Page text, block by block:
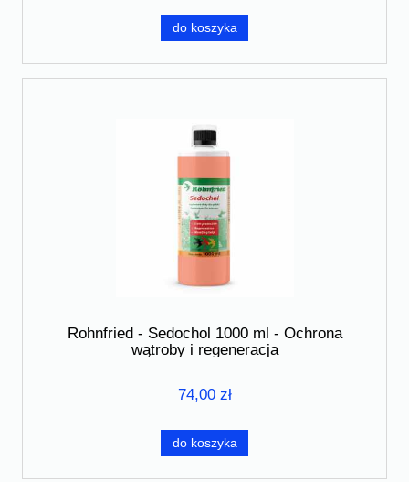
do koszyka
Rohnfried - Sedochol 1000 ml - Ochrona
wątroby i regeneracja
74,00 zł
do koszyka